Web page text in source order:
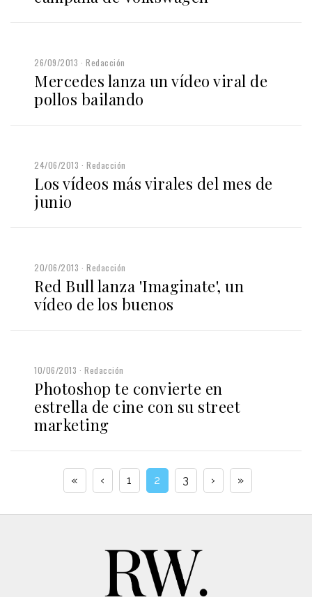
26/09/2013 Redacción
Mercedes lanza un vídeo viral de
pollos bailando
24/06/2013 Redacción
Los vídeos más virales del mes de
junio
20/06/2013 Redacción
Red Bull lanza 'Imaginate', un
vídeo de los buenos
10/06/2013 Redacción
Photoshop te convierte en
estrella de cine con su street
marketing
« ‹ 1 2 3 › »